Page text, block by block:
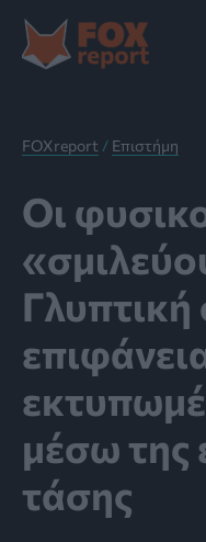
στο
περιεχόμενο
FOXreport / Επιστήμη
Οι
Γλυπτική
μέσω της
τάσης